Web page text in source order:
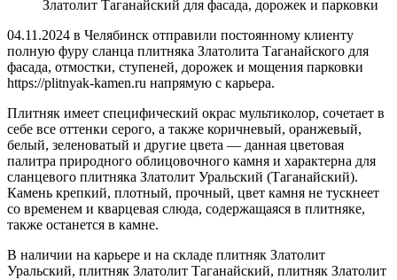
Златолит Таганайский для фасада, дорожек и парковки
04.11.2024 в Челябинск отправили постоянному клиенту
полную фуру сланца плитняка Златолита Таганайского для
фасада, отмостки, ступеней, дорожек и мощения парковки
https://plitnyak-kamen.ru напрямую с карьера.
Плитняк имеет специфический окрас мультиколор, сочетает в
себе все оттенки серого, а также коричневый, оранжевый,
белый, зеленоватый и другие цвета — данная цветовая
палитра природного облицовочного камня и характерна для
сланцевого плитняка Златолит Уральский (Таганайский).
Камень крепкий, плотный, прочный, цвет камня не тускнеет
со временем и кварцевая слюда, содержащаяся в плитняке,
также останется в камне.
В наличии на карьере и на складе плитняк Златолит
Уральский, плитняк Златолит Таганайский, плитняк Златолит